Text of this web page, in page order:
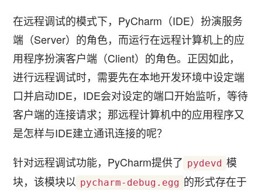
在远程调试的模式下，PyCharm（IDE）扮演服务
端（Server）的角色，而运行在远程计算机上的应
用程序扮演客户端（Client）的角色。正因如此，
进行远程调试时，需要先在本地开发环境中设定端
口并启动IDE，IDE会对设定的端口开始监听，等待
客户端的连接请求；那远程计算机中的应用程序又
是怎样与IDE建立通讯连接的呢？
针对远程调试功能，PyCharm提供了 pydevd 模
块，该模块以 pycharm-debug.egg 的形式存在于